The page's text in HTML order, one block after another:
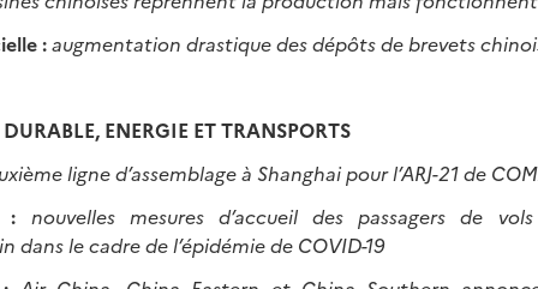
:augmentation drastique des dépôts de brevets
ENERGIE ET TRANSPORTS
ligne d’assemblage à Shanghai pour l’ARJ-21 de
: nouvelles mesures d’accueil des passagers de
dans le cadre de l’épidémie de COVID-19